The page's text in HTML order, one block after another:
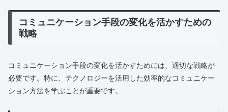
コミュニケーション手段の変化を活かすための
戦略
コミュニケーション手段の変化を活かすためには、適切な戦略が
必要です。特に、テクノロジーを活用した効率的なコミュニケー
ション方法を学ぶことが重要です。